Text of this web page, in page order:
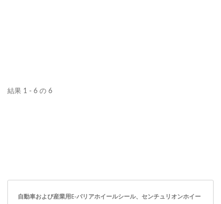
結果 1 - 6 の 6
自動車および産業用E-バリアホイールシール、センチュリオンホイー